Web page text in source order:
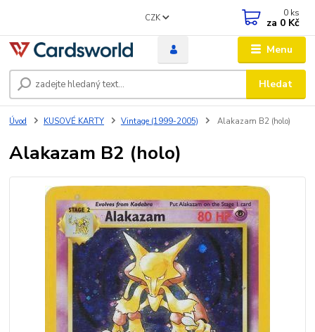
Menu
CZK
Hledat
0 ks
za 0 Kč
Úvod KUSOVÉ KARTY Vintage (1999-2005) Alakazam B2 (holo)
Alakazam B2 (holo)